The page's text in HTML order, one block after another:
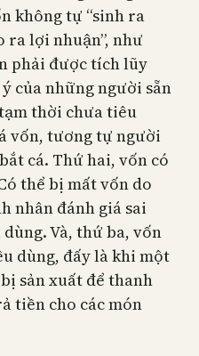
không tự “sinh ra
ra lợi nhuận”, như
phải được tích lũy
của những người sẵn
thời chưa tiêu
vốn, tương tự người
cá. Thứ hai, vốn có
thể bị mất vốn do
nhân đánh giá sai
Và, thứ ba, vốn
dùng, đấy là khi một
sản xuất để thanh
tiền cho các món